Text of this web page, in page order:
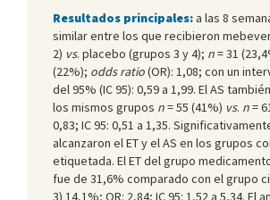
Resultados principales:a las 8
similar entre los que recibieron
2) vs. placebo (grupos 3 y 4); n= 31
(22%); odds ratio(OR): 1,08; con un
del 95% (IC 95): 0,59 a 1,99. El AS
los mismos grupos n= 55 (41%) vs. n=
0,83; IC 95: 0,51 a 1,35.
alcanzaron el ET y el AS en los grupos
etiquetada. El ET del grupo
fue de 31,6% comparado con el grupo
3) 14,1%; OR: 2,84; IC 95: 1,52 a 5,34. El